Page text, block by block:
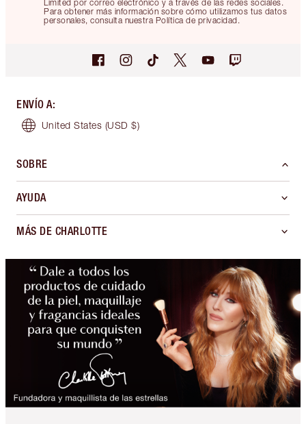
Limited por correo electrónico y a través de las redes sociales.
Para obtener más información sobre cómo utilizamos tus datos
personales, consulta nuestra Política de privacidad.
ENVÍO A:
United States (USD $)
SOBRE
AYUDA
MÁS DE CHARLOTTE